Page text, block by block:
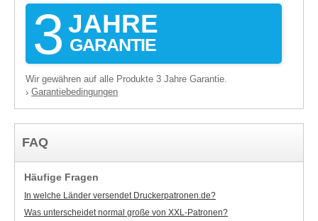
3 JAHRE
GARANTIE
Wir gewähren auf alle Produkte 3 Jahre Garantie.
› Garantiebedingungen
FAQ
Häufige Fragen
In welche Länder versendet Druckerpatronen.de?
Was unterscheidet normal große von XXL-Patronen?